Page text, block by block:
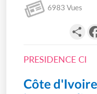
6983 Vues
PRESIDENCE CI
Côte